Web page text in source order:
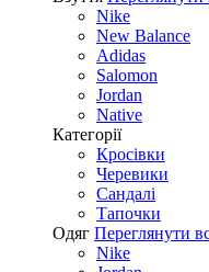
Nike
New Balance
Adidas
Salomon
Jordan
Native
Категорії
Кросівки
Черевики
Сандалі
Tапочки
Одяг Переглянути
Nike